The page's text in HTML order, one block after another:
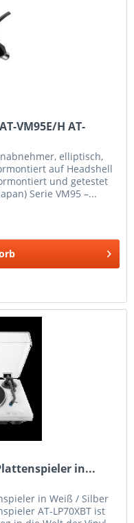
VM95E/H AT-
elliptisch,
auf Headshell
und getestet
Serie VM95 –...
in...
in Weiß / Silber
AT-LP70XBT ist